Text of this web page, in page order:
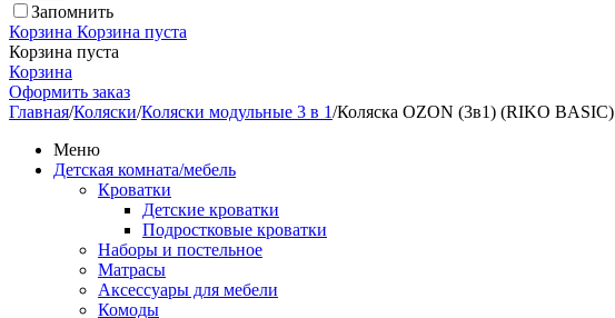
Запомнить
Корзина Корзина пуста
Корзина пуста
Корзина
Оформить заказ
Главная/Коляски/Коляски модульные 3 в 1/Коляска OZON (3в1) (RIKO BASIC)
Меню
Детская комната/мебель
Кроватки
Детские кроватки
Подростковые кроватки
Наборы и постельное
Матрасы
Аксессуары для мебели
Комоды